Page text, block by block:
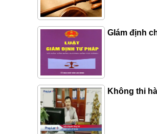
GIám định
Không thi